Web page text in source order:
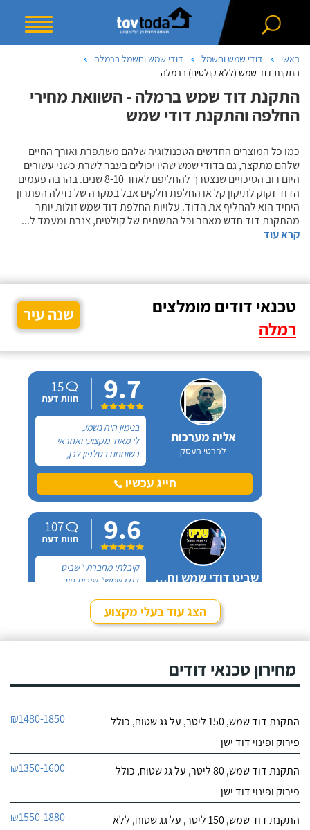
ראשי דודי שמש וחשמל
דודי שמש וחשמל ברמלה
התקנת דוד שמש (ללא קולטים) ברמלה
התקנת דוד שמש ברמלה - השוואת מחירי
החלפה והתקנת דודי שמש
כמו כל המוצרים החדשים הטכנולוגיה שלהם משתפרת ואורך החיים
שלהם מתקצר, גם בדודי שמש שהיו יכולים בעבר לשרת כשני עשורים
היום רוב הסיכויים שנצטרך להחליפם לאחר 8-10 שנים. בהרבה פעמים
הדוד זקוק לתיקון קל או החלפת חלקים אבל במקרה של נזילה הפתרון
היחיד הוא להחליף את הדוד. עלויות החלפת דוד שמש זולות יותר
מהתקנת דוד חדש מאחר וכל התשתית של קולטים, צנרת ומעמד ל...
קרא עוד
טכנאי דודים מומלצים
רמלה
שנה עיר
אליה מערכות
לפרטי העסק
9.7
15
חוות דעת
בנימין היה נשמע
לי מאוד מקצועי ואחראי
כשוחחנו בטלפון לכן,
הזמנתי אותו להחלפת דוד
שמש וקולטים בבניין בו אני
גרה והוא אכן נתן שירות
עבודה נקייה ומסודרת.
חייג עכשיו
שביט דודי שמש וחשמל בע"מ
9.6
107
חוות דעת
קיבלתי מחברת "שביט
דודי שמש" שירות טוב,
אותם לא מזמן, כשהתפוצץ
לי הדוד שמש של הדירה.חייג עכשיו
הצג עוד בעלי מקצוע
מחירון טכנאי דודים
התקנת דוד שמש, 150 ליטר, על גג שטוח, כולל
פירוק ופינוי דוד ישן
₪1480-1850
התקנת דוד שמש, 80 ליטר, על גג שטוח, כולל
פירוק ופינוי דוד ישן
₪1350-1600
התקנת דוד שמש, 150 ליטר, על גג שטוח, ללא
₪1550-1880